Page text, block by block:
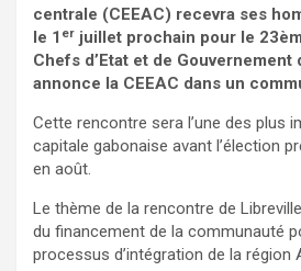
centrale (CEEAC) recevra ses
le 1 er juillet prochain pour le
Chefs d’Etat et de Gouvernement
annonce la CEEAC dans un
Cette rencontre sera l’une des plus
capitale gabonaise avant l’élection
en août.
Le thème de la rencontre de
du financement de la communauté
processus d’intégration de la région